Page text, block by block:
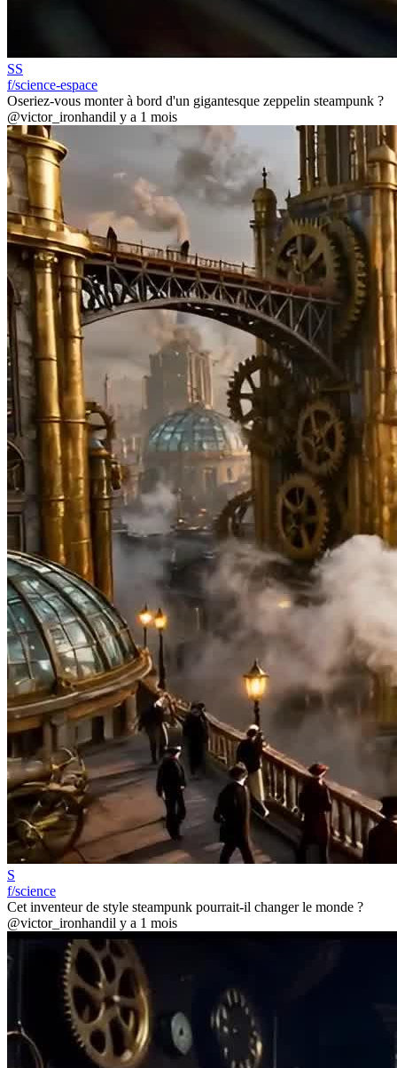
SS
f/science-espace
Oseriez-vous monter à bord d'un gigantesque zeppelin steampunk ?
@victor_ironhandil y a 1 mois
S
f/science
Cet inventeur de style steampunk pourrait-il changer le monde ?
@victor_ironhandil y a 1 mois